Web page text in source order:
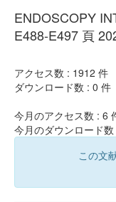
ENDOSCOPY
E488-E497 頁
アクセス数 : 1912 件
ダウンロード数 : 0 件
今月のアクセス数 : 6
今月のダウンロード数
この文